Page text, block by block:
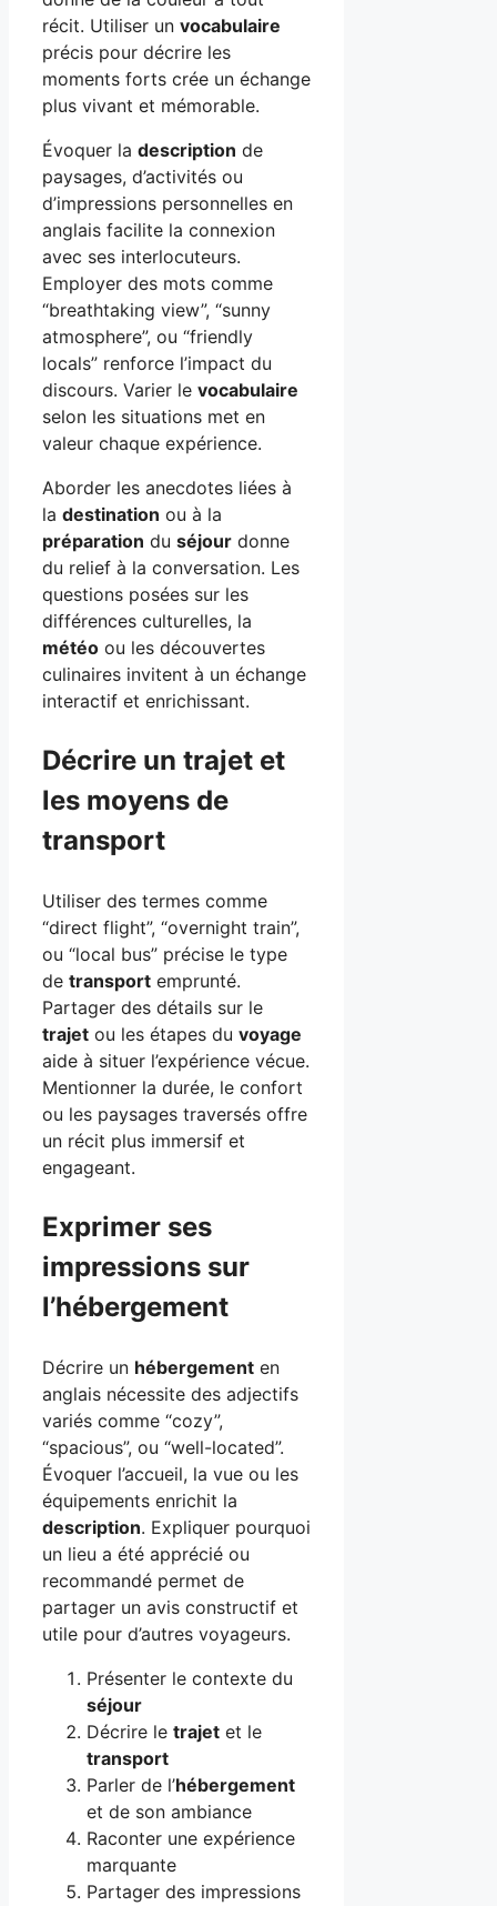
récit. Utiliser un vocabulaire
précis pour décrire les
moments forts crée un échange
plus vivant et mémorable.
Évoquer la description de
paysages, d’activités ou
d’impressions personnelles en
anglais facilite la connexion
avec ses interlocuteurs.
Employer des mots comme
“breathtaking view”, “sunny
atmosphere”, ou “friendly
locals” renforce l’impact du
discours. Varier le vocabulaire
selon les situations met en
valeur chaque expérience.
Aborder les anecdotes liées à
la destination ou à la
préparation du séjour donne
du relief à la conversation. Les
questions posées sur les
différences culturelles, la
météo ou les découvertes
culinaires invitent à un échange
interactif et enrichissant.
Décrire un trajet et
les moyens de
transport
Utiliser des termes comme
“direct flight”, “overnight train”,
ou “local bus” précise le type
de transport emprunté.
Partager des détails sur le
trajet ou les étapes du voyage
aide à situer l’expérience vécue.
Mentionner la durée, le confort
ou les paysages traversés offre
un récit plus immersif et
engageant.
Exprimer ses
impressions sur
l’hébergement
Décrire un hébergement en
anglais nécessite des adjectifs
variés comme “cozy”,
“spacious”, ou “well-located”.
Évoquer l’accueil, la vue ou les
équipements enrichit la
description. Expliquer pourquoi
un lieu a été apprécié ou
recommandé permet de
partager un avis constructif et
utile pour d’autres voyageurs.
Présenter le contexte du
séjour
Décrire le trajet et le
transport
Parler de l’hébergement
et de son ambiance
Raconter une expérience
marquante
Partager des impressions